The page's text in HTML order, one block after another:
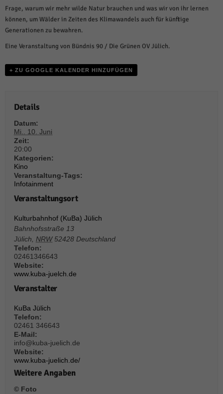
Frage, warum wir mehr wilde Natur brauchen und was wir von ihr lernen
können, um Wälder in Zeiten des Klimawandels auch für künftige
Generationen zu bewahren.
Eine Veranstaltung von Bündnis 90 / Die Grünen OV Jülich.
+ ZU GOOGLE KALENDER HINZUFÜGEN
Details
Datum:
Mi.. 10. Juni
Zeit:
20:00
Kategorien:
Kino
Veranstaltung-Tags:
Infotainment
Veranstaltungsort
Kulturbahnhof (KuBa) Jülich
Bahnhofsstraße 13
Jülich, NRW 52428 Deutschland
Telefon:
02461346643
Website:
www.kuba-juelch.de
Veranstalter
KuBa Jülich
Telefon:
02461 346643
E-Mail:
info@kuba-juelich.de
Website:
www.kuba-juelich.de/
Weitere Angaben
© Foto
auswählen.
Alle akzeptieren
Zurück
Datenschutzeinstellungen
Essenziell (1)
Statistiken (1)
Statistik Cookies erfassen Informationen anonym. Diese Informationen helfen
uns zu verstehen, wie unsere Besucher unsere Website nutzen.
Marketing (1)
um personalisierte Werbung anzuzeigen. Sie tun dies, indem sie Besucher
über Websites hinweg verfolgen.
Cookie-Informationen anzeigen
Externe Medien (6)
Inhalte von Videoplattformen und Social-Media-Plattformen werden
standardmäßig blockiert. Wenn Cookies von externen Medien akzeptiert
werden, bedarf der Zugriff auf diese Inhalte keiner manuellen Einwilligung
powered by Borlabs Cookie